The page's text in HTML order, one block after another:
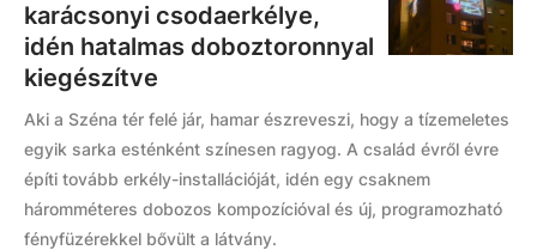
karácsonyi csodaerkélye,
idén hatalmas doboztoronnyal
kiegészítve
Aki a Széna tér felé jár, hamar észreveszi, hogy a tízemeletes
egyik sarka esténként színesen ragyog. A család évről évre
építi tovább erkély-installációját, idén egy csaknem
háromméteres dobozos kompozícióval és új, programozható
fényfüzérekkel bővült a látvány.